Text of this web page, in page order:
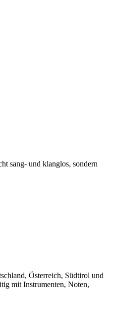
sang- und klanglos, sondern
Österreich, Südtirol und
mit Instrumenten, Noten,